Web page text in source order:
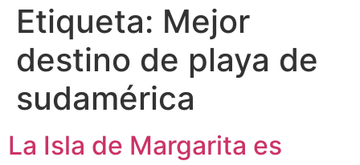
Etiqueta: Mejor
destino de playa de
sudamérica
La Isla de Margarita es